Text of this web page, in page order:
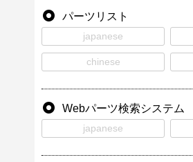
パーツリスト
japanese
chinese
Webパーツ検索システム
japanese